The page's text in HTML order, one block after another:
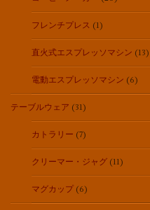
フレンチプレス (1)
直火式エスプレッソマシン (13)
電動エスプレッソマシン (6)
テーブルウェア (31)
カトラリー (7)
クリーマー・ジャグ (11)
マグカップ (6)